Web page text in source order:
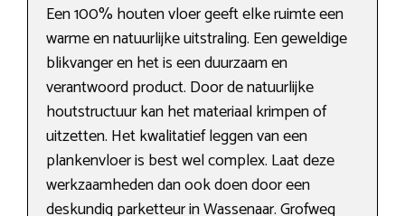
Een 100% houten vloer geeft elke ruimte een
warme en natuurlijke uitstraling. Een geweldige
blikvanger en het is een duurzaam en
verantwoord product. Door de natuurlijke
houtstructuur kan het materiaal krimpen of
uitzetten. Het kwalitatief leggen van een
plankenvloer is best wel complex. Laat deze
werkzaamheden dan ook doen door een
deskundig parketteur in Wassenaar. Grofweg